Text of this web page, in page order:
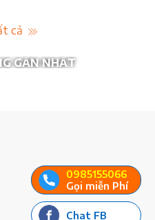
cả
GẦN NHẤT
0985155066
Gọi miễn Phí
Chat FB